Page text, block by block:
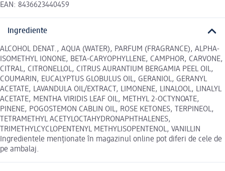
EAN: 8436623440459
Ingrediente
ALCOHOL DENAT., AQUA (WATER), PARFUM (FRAGRANCE), ALPHA-
ISOMETHYL IONONE, BETA-CARYOPHYLLENE, CAMPHOR, CARVONE,
CITRAL, CITRONELLOL, CITRUS AURANTIUM BERGAMIA PEEL OIL,
COUMARIN, EUCALYPTUS GLOBULUS OIL, GERANIOL, GERANYL
ACETATE, LAVANDULA OIL/EXTRACT, LIMONENE, LINALOOL, LINALYL
ACETATE, MENTHA VIRIDIS LEAF OIL, METHYL 2-OCTYNOATE,
PINENE, POGOSTEMON CABLIN OIL, ROSE KETONES, TERPINEOL,
TETRAMETHYL ACETYLOCTAHYDRONAPHTHALENES,
TRIMETHYLCYCLOPENTENYL METHYLISOPENTENOL, VANILLIN
Ingredientele menționate în magazinul online pot diferi de cele de
pe ambalaj.